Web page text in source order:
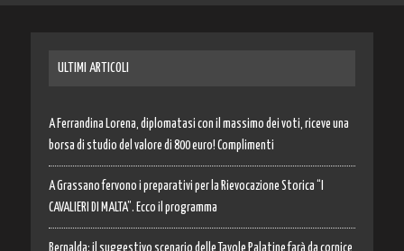
ULTIMI ARTICOLI
A Ferrandina Lorena, diplomatasi con il massimo dei voti, riceve una
borsa di studio del valore di 800 euro! Complimenti
A Grassano fervono i preparativi per la Rievocazione Storica “I
CAVALIERI DI MALTA”. Ecco il programma
Bernalda: il suggestivo scenario delle Tavole Palatine farà da cornice